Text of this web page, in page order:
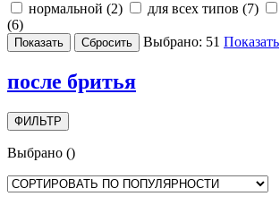
нормальной (2) для всех типов (7)
(6)
Выбрано: 51 Показать
после бритья
ФИЛЬТР
Выбрано ()